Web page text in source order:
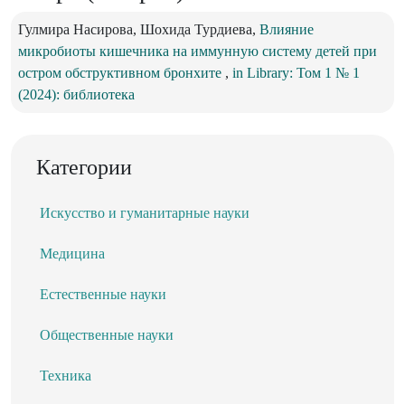
Гулмира Насирова, Шохида Турдиева, Влияние
микробиоты кишечника на иммунную систему детей при
остром обструктивном бронхите , in Library: Том 1 № 1
(2024): библиотека
Категории
Искусство и гуманитарные науки
Медицина
Естественные науки
Общественные науки
Техника